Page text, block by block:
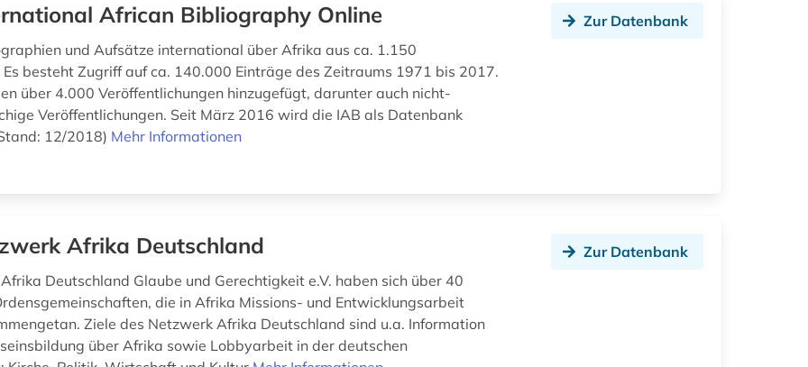
African Bibliography Online
und Aufsätze international über Afrika aus ca. 1.150
besteht Zugriff auf ca. 140.000 Einträge des Zeitraums 1971 bis 2017.
über 4.000 Veröffentlichungen hinzugefügt, darunter auch nicht-
Veröffentlichungen. Seit März 2016 wird die IAB als Datenbank
12/2018) Mehr Informationen
Zur Datenbank
Afrika Deutschland
Deutschland Glaube und Gerechtigkeit e.V. haben sich über 40
die in Afrika Missions- und Entwicklungsarbeit
Ziele des Netzwerk Afrika Deutschland sind u.a. Information
über Afrika sowie Lobbyarbeit in der deutschen
Zur Datenbank